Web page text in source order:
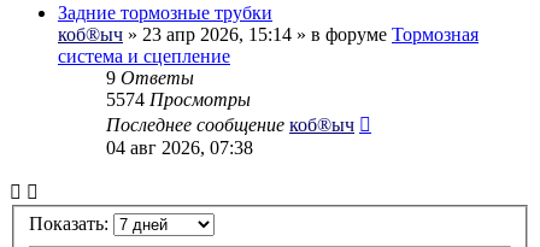
Задние тормозные трубки
коб®ыч » 23 апр 2026, 15:14 » в форуме Тормозная
система и сцепление
9 Ответы
5574 Просмотры
Последнее сообщение коб®ыч
04 авг 2026, 07:38
Показать: